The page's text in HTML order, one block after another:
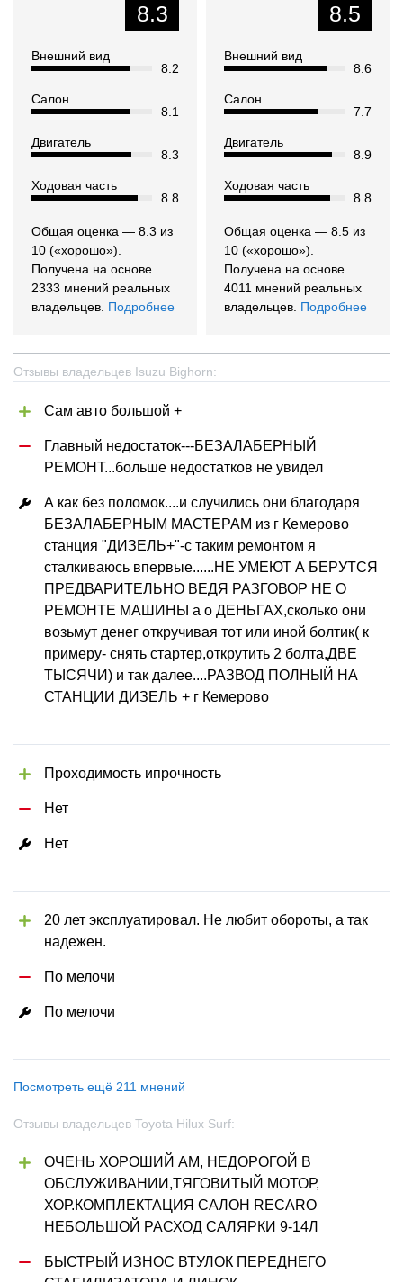
8.3
Внешний вид
8.2
Салон
8.1
Двигатель
8.3
Ходовая часть
8.8
Общая оценка — 8.3 из
10 («хорошо»).
Получена на основе
2333 мнений реальных
владельцев. Подробнее
8.5
Внешний вид
8.6
Салон
7.7
Двигатель
8.9
Ходовая часть
8.8
Общая оценка — 8.5 из
10 («хорошо»).
Получена на основе
4011 мнений реальных
владельцев. Подробнее
Отзывы владельцев Isuzu Bighorn:
Сам авто большой +
Главный недостаток---БЕЗАЛАБЕРНЫЙ
РЕМОНТ...больше недостатков не увидел
А как без поломок....и случились они благодаря
БЕЗАЛАБЕРНЫМ МАСТЕРАМ из г Кемерово
станция "ДИЗЕЛЬ+"-с таким ремонтом я
сталкиваюсь впервые......НЕ УМЕЮТ А БЕРУТСЯ
ПРЕДВАРИТЕЛЬНО ВЕДЯ РАЗГОВОР НЕ О
РЕМОНТЕ МАШИНЫ а о ДЕНЬГАХ,сколько они
возьмут денег откручивая тот или иной болтик( к
примеру- снять стартер,открутить 2 болта,ДВЕ
ТЫСЯЧИ) и так далее....РАЗВОД ПОЛНЫЙ НА
СТАНЦИИ ДИЗЕЛЬ + г Кемерово
Проходимость ипрочность
Нет
Нет
20 лет эксплуатировал. Не любит обороты, а так
надежен.
По мелочи
По мелочи
Посмотреть ещё 211 мнений
Отзывы владельцев Toyota Hilux Surf:
ОЧЕНЬ ХОРОШИЙ АМ, НЕДОРОГОЙ В
ОБСЛУЖИВАНИИ,ТЯГОВИТЫЙ МОТОР,
ХОР.КОМПЛЕКТАЦИЯ САЛОН RECARO
НЕБОЛЬШОЙ РАСХОД САЛЯРКИ 9-14Л
БЫСТРЫЙ ИЗНОС ВТУЛОК ПЕРЕДНЕГО